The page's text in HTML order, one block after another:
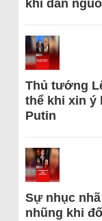
khi dẫn
Thủ tướng
thể khi xin ý
Putin
Sự nhục
nhũng khi